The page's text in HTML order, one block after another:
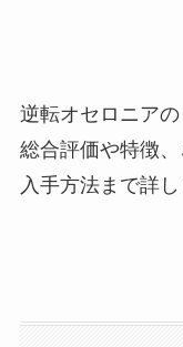
逆転オセロニア
総合評価や特徴
入手方法まで詳